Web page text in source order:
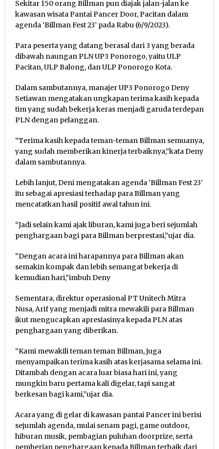
Sekitar 150 orang Billman pun diajak jalan-jalan ke
kawasan wisata Pantai Pancer Door, Pacitan dalam
agenda ‘Billman Fest 23’ pada Rabu (6/9/2023).
Para peserta yang datang berasal dari 3 yang berada
dibawah naungan PLN UP3 Ponorogo, yaitu ULP
Pacitan, ULP Balong, dan ULP Ponorogo Kota.
Dalam sambutannya, manajer UP3 Ponorogo Deny
Setiawan mengatakan ungkapan terima kasih kepada
tim yang sudah bekerja keras menjadi garuda terdepan
PLN dengan pelanggan.
“Terima kasih kepada teman-teman Billman semuanya,
yang sudah memberikan kinerja terbaiknya,”kata Deny
dalam sambutannya.
Lebih lanjut, Deni mengatakan agenda ‘Billman Fest 23’
itu sebagai apresiasi terhadap para Billman yang
mencatatkan hasil positif awal tahun ini.
“Jadi selain kami ajak liburan, kami juga beri sejumlah
penghargaan bagi para Billman berprestasi,”ujar dia.
“Dengan acara ini harapannya para Billman akan
semakin kompak dan lebih semangat bekerja di
kemudian hari,”imbuh Deny
Sementara, direktur operasional PT Unitech Mitra
Nusa, Arif yang menjadi mitra mewakili para Billman
ikut mengucapkan apresiasinya kepada PLN atas
penghargaan yang diberikan.
“Kami mewakili teman teman Billman, juga
menyampaikan terima kasih atas kerjasama selama ini.
Ditambah dengan acara luar biasa hari ini, yang
mungkin baru pertama kali digelar, tapi sangat
berkesan bagi kami,”ujar dia.
Acara yang di gelar di kawasan pantai Pancer ini berisi
sejumlah agenda, mulai senam pagi, game outdoor,
hiburan musik, pembagian puluhan doorprize, serta
pemberian penghargaan kepada Billman terbaik dari